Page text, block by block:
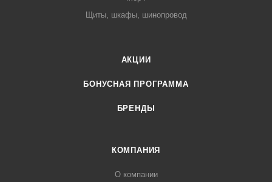
Щиты, шкафы, шинопровод
АКЦИИ
БОНУСНАЯ ПРОГРАММА
БРЕНДЫ
КОМПАНИЯ
О компании